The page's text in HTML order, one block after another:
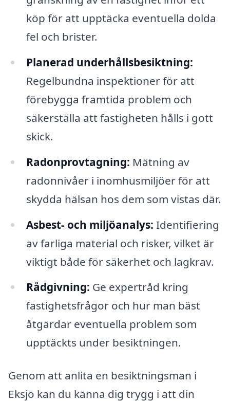
köp för att upptäcka eventuella dolda
fel och brister.
Planerad underhållsbesiktning:
Regelbundna inspektioner för att
förebygga framtida problem och
säkerställa att fastigheten hålls i gott
skick.
Radonprovtagning: Mätning av
radonnivåer i inomhusmiljöer för att
skydda hälsan hos dem som vistas där.
Asbest- och miljöanalys: Identifiering
av farliga material och risker, vilket är
viktigt både för säkerhet och lagkrav.
Rådgivning: Ge expertråd kring
fastighetsfrågor och hur man bäst
åtgärdar eventuella problem som
upptäckts under besiktningen.
Genom att anlita en besiktningsman i
Eksjö kan du känna dig trygg i att din